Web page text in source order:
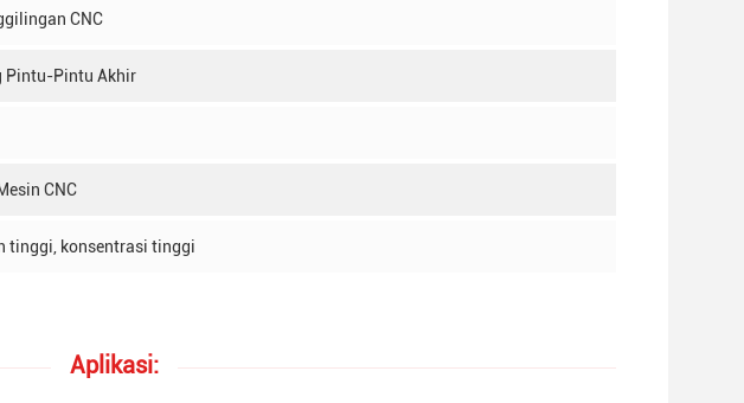
CNC
Pintu-Pintu Akhir
CNC
tinggi, konsentrasi tinggi
Aplikasi: